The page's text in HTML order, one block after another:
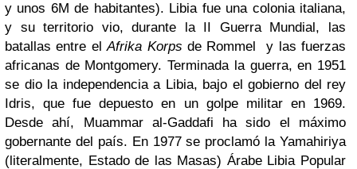
y unos 6M de habitantes). Libia fue una colonia italiana,
y su territorio vio, durante la II Guerra Mundial, las
batallas entre elAfrika Korps de Rommel y las fuerzas
africanas de Montgomery. Terminada la guerra, en 1951
se dio la independencia a Libia, bajo el gobierno del rey
Idris, que fue depuesto en un golpe militar en 1969.
Desde ahí, Muammar al-Gaddafi ha sido el máximo
gobernante del país. En 1977 se proclamó la Yamahiriya
(literalmente, Estado de las Masas) Árabe Libia Popular